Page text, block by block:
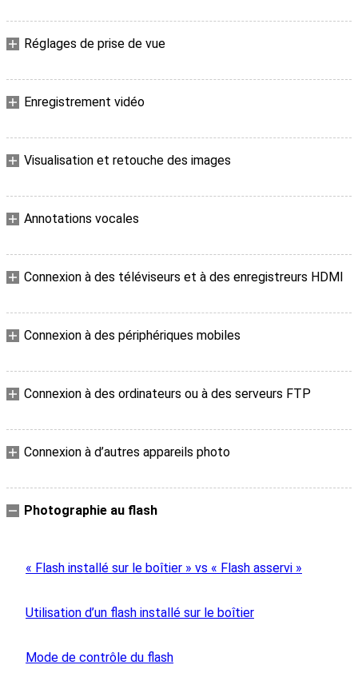
Réglages de prise de vue
Enregistrement vidéo
Visualisation et retouche des images
Annotations vocales
Connexion à des téléviseurs et à des enregistreurs HDMI
Connexion à des périphériques mobiles
Connexion à des ordinateurs ou à des serveurs FTP
Connexion à d’autres appareils photo
Photographie au flash
« Flash installé sur le boîtier » vs « Flash asservi »
Utilisation d’un flash installé sur le boîtier
Mode de contrôle du flash